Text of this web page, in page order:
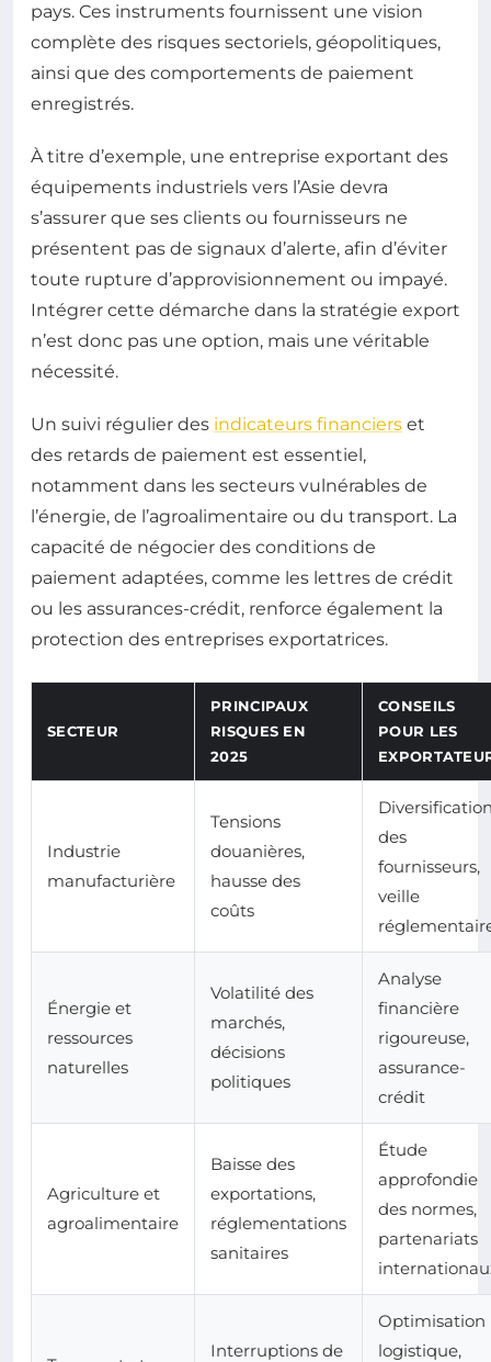
pays. Ces instruments fournissent une vision
complète des risques sectoriels, géopolitiques,
ainsi que des comportements de paiement
enregistrés.
À titre d’exemple, une entreprise exportant des
équipements industriels vers l’Asie devra
s’assurer que ses clients ou fournisseurs ne
présentent pas de signaux d’alerte, afin d’éviter
toute rupture d’approvisionnement ou impayé.
Intégrer cette démarche dans la stratégie export
n’est donc pas une option, mais une véritable
nécessité.
Un suivi régulier des indicateurs financiers et
des retards de paiement est essentiel,
notamment dans les secteurs vulnérables de
l’énergie, de l’agroalimentaire ou du transport. La
capacité de négocier des conditions de
paiement adaptées, comme les lettres de crédit
ou les assurances-crédit, renforce également la
protection des entreprises exportatrices.
SECTEUR
PRINCIPAUX
RISQUES EN
2025
CONSEILS
POUR LES
Industrie
manufacturière
Tensions
douanières,
hausse des
coûts
des
fournisseurs,
veille
Énergie et
ressources
naturelles
Volatilité des
marchés,
décisions
politiques
Analyse
financière
rigoureuse,
assurance-
crédit
Agriculture et
agroalimentaire
Baisse des
exportations,
réglementations
sanitaires
Étude
approfondie
des normes,
partenariats
Interruptions de
Optimisation
logistique,